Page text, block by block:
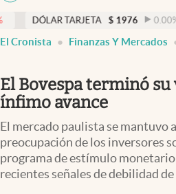
Economía y Política
Finanzas y Mercados
Negocios
Columnistas
Otras secciones
Apertura
TARJETA $ 1976 0.00%
El Cronista Finanzas Y Mercados
El Bovespa terminó
ínfimo avance
El mercado paulista se mantuvo
preocupación de los inversores
programa de estímulo monetario
recientes señales de debilidad